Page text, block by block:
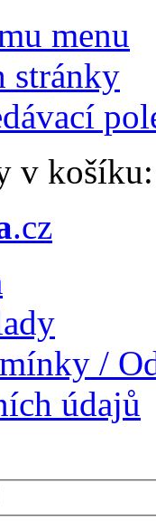
menu
stránky
v
.cz
/
údajů